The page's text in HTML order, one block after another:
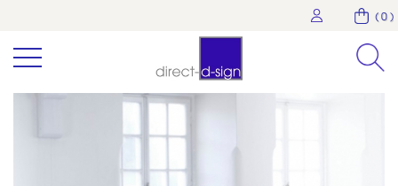
( 0 )